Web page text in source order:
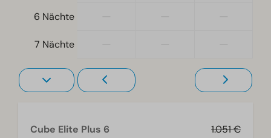
Wohnzimmer
Fernseher
6 Nächte
7 Nächte
1.051 €
Cube Elite Plus 6